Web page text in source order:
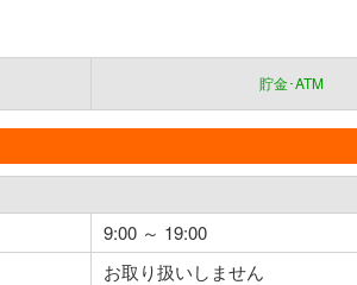
貯金･ATM
9:00 ～ 19:00
お取り扱いしません